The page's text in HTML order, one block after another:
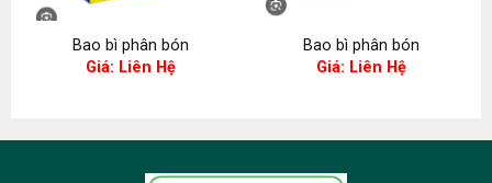
Bao bì phân bón
Giá: Liên Hệ
Bao bì phân bón
Giá: Liên Hệ